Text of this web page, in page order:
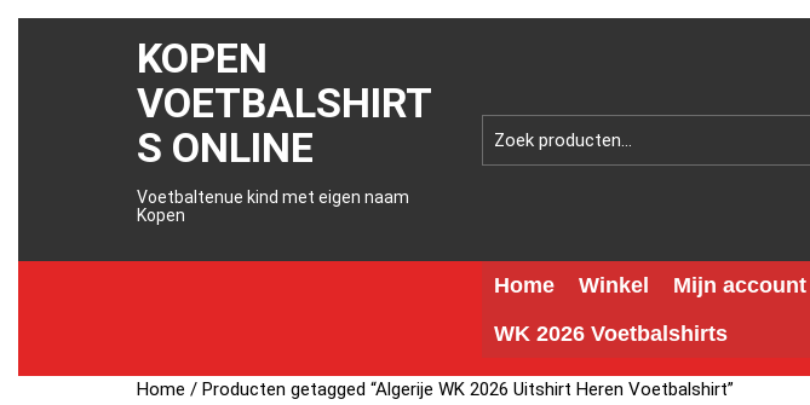
KOPEN
VOETBALSHIRT
S ONLINE
Voetbaltenue kind met eigen naam
Kopen
Home Winkel Mijn account
WK 2026 Voetbalshirts
Home / Producten getagged “Algerije WK 2026 Uitshirt Heren Voetbalshirt”